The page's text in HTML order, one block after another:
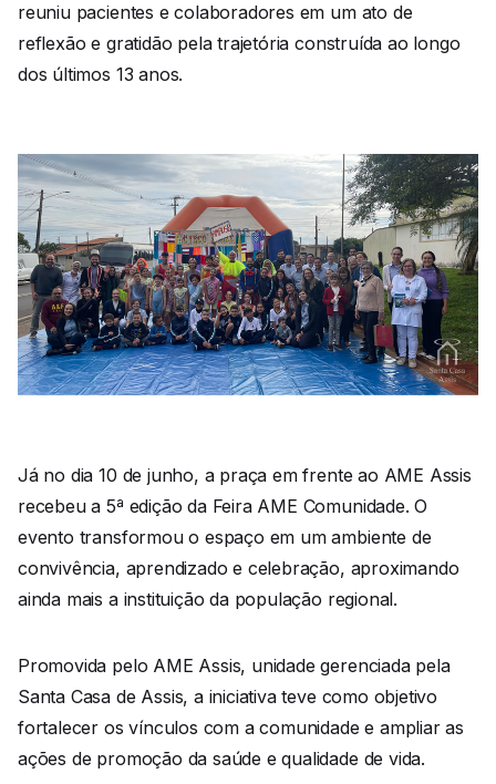
reuniu pacientes e colaboradores em um ato de
reflexão e gratidão pela trajetória construída ao longo
dos últimos 13 anos.
Já no dia 10 de junho, a praça em frente ao AME Assis
recebeu a 5ª edição da Feira AME Comunidade. O
evento transformou o espaço em um ambiente de
convivência, aprendizado e celebração, aproximando
ainda mais a instituição da população regional.
Promovida pelo AME Assis, unidade gerenciada pela
Santa Casa de Assis, a iniciativa teve como objetivo
fortalecer os vínculos com a comunidade e ampliar as
ações de promoção da saúde e qualidade de vida.